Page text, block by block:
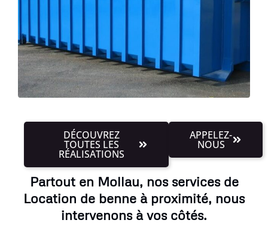
DÉCOUVREZ
TOUTES LES
RÉALISATIONS
APPELEZ-
NOUS
Partout en Mollau, nos services de
Location de benne à proximité, nous
intervenons à vos côtés.